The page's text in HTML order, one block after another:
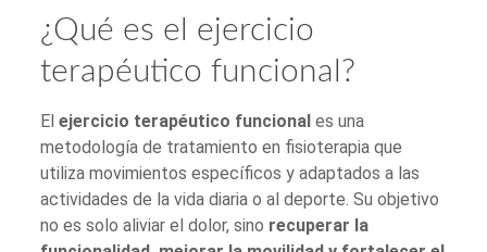
¿Qué es el ejercicio
terapéutico funcional?
Elejercicio terapéutico funcional es una
metodología de tratamiento en fisioterapia que
utiliza movimientos específicos y adaptados a las
actividades de la vida diaria o al deporte. Su objetivo
no es solo aliviar el dolor, sino recuperar la